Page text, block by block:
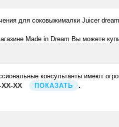
для соковыжималки Juicer
Made in Dream Вы можете
консультанты имеют
XX ПОКАЗАТЬ .